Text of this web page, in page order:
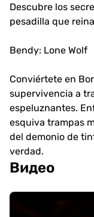
Descubre los
pesadilla que
Bendy: Lone Wolf
Conviértete en
supervivencia a
espeluznantes.
esquiva trampas
del demonio de
verdad.
Видео